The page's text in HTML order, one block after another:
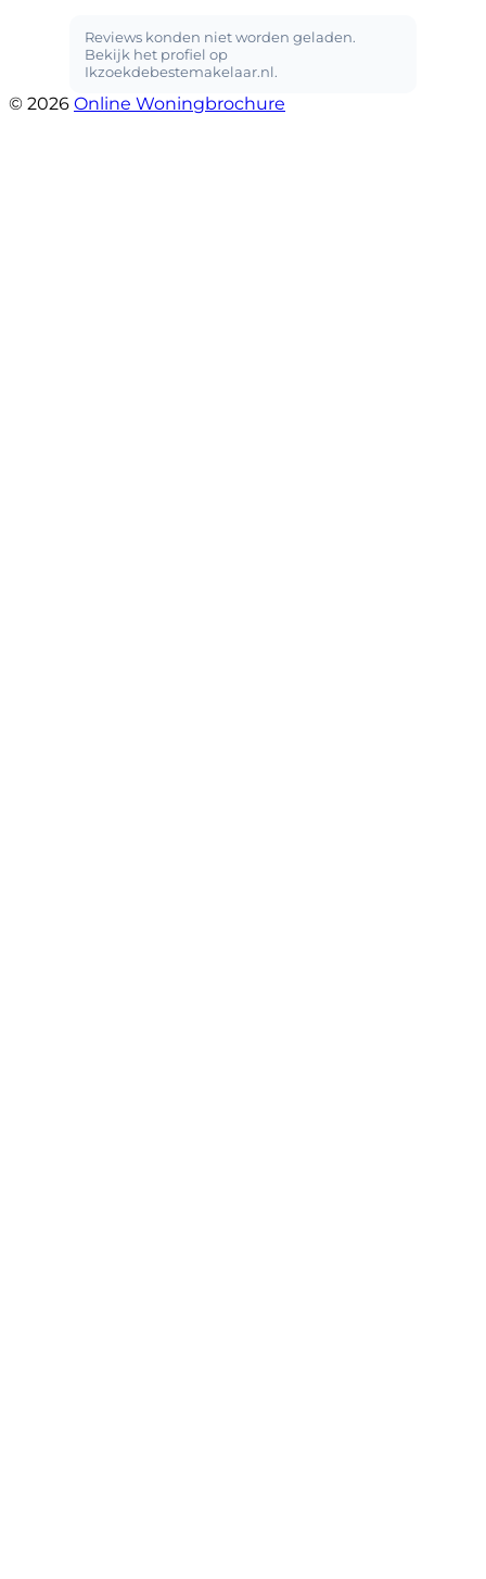
© 2026 Online Woningbrochure